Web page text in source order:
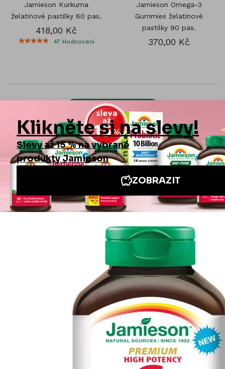
Jamieson Kurkuma
želatinové pastilky 60 pas.
418,00 Kč
47 Hodnocení
Jamieson Omega-3
Gummies želatinové
pastilky 90 pas.
370,00 Kč
DALŠÍ PRODUKTY
Zobrazit všechno
Jiné stránky Jamieson